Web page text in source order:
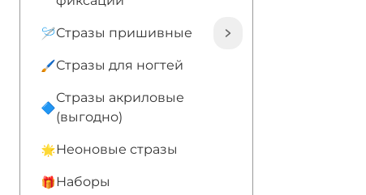
Стразы пришивные
Стразы для ногтей
Стразы акриловые
(выгодно)
Неоновые стразы
Наборы